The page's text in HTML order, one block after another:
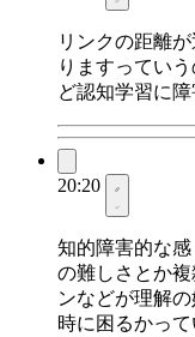
リンクの距離
りますってい
ど認知学習に
20:20
知的障害的な
の難しさとか
ンなどが理解
時に困るかっ